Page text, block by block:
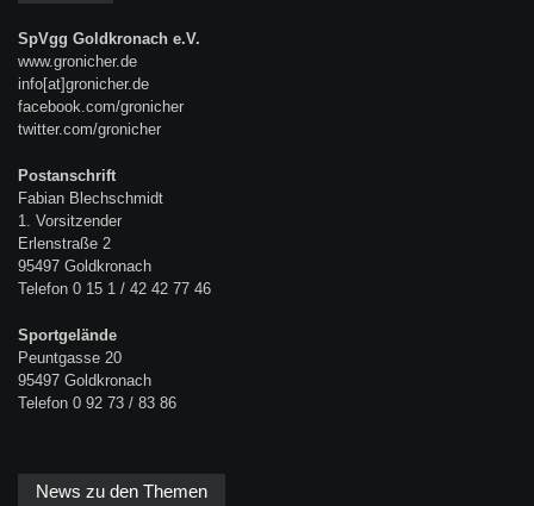
SpVgg Goldkronach e.V.
www.gronicher.de
info[at]gronicher.de
facebook.com/gronicher
twitter.com/gronicher
Postanschrift
Fabian Blechschmidt
1. Vorsitzender
Erlenstraße 2
95497 Goldkronach
Telefon 0 15 1 / 42 42 77 46
Sportgelände
Peuntgasse 20
95497 Goldkronach
Telefon 0 92 73 / 83 86
News zu den Themen